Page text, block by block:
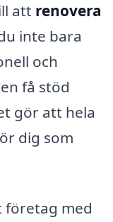
att renovera
inte bara
och
få stöd
gör att hela
dig som
företag med